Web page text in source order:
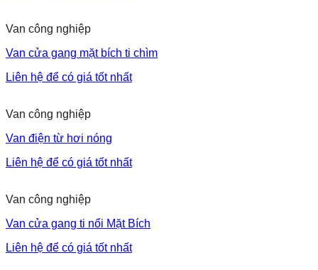
Van công nghiệp
Van cửa gang mặt bích ti chìm
Liên hệ để có giá tốt nhất
Van công nghiệp
Van điện từ hơi nóng
Liên hệ để có giá tốt nhất
Van công nghiệp
Van cửa gang ti nổi Mặt Bích
Liên hệ để có giá tốt nhất